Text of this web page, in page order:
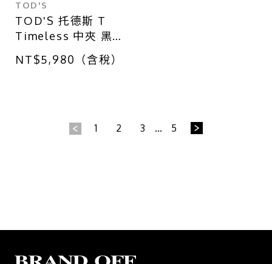
TOD'S
TOD'S 托德斯 T
Timeless 中夾 黑色
羊皮
NT$5,980（含稅）
1 2 3 ... 5